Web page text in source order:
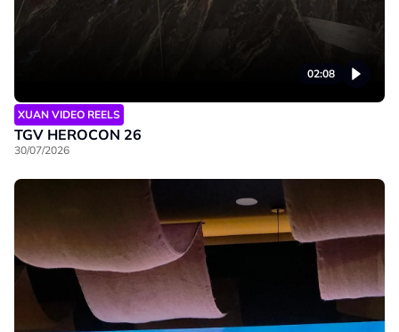
02:08
XUAN VIDEO REELS
TGV HEROCON 26
30/07/2026